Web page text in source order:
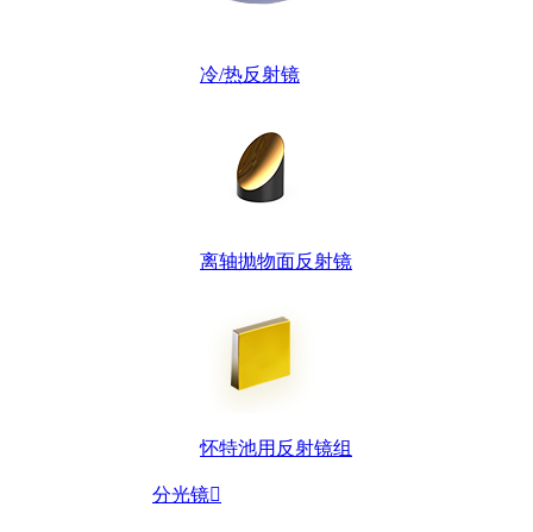
冷/热反射镜
离轴抛物面反射镜
怀特池用反射镜组
分光镜